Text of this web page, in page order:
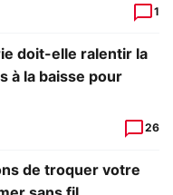
1
doit-elle ralentir la
à la baisse pour
26
de troquer votre